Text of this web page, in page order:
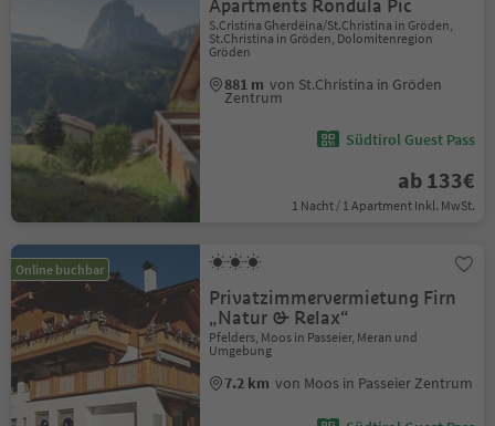
Apartments Rondula Pic
S.Cristina Gherdëina/St.Christina in Gröden,
St.Christina in Gröden, Dolomitenregion
Gröden
881 m von St.Christina in Gröden
Zentrum
Südtirol Guest Pass
ab 133€
1 Nacht / 1 Apartment Inkl. MwSt.
Online buchbar
Privatzimmervermietung Firn
„Natur & Relax“
Pfelders, Moos in Passeier, Meran und
Umgebung
7.2 km von Moos in Passeier Zentrum